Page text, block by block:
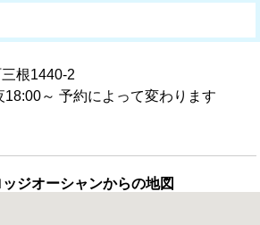
根1440-2
～ 予約によって変わります
ジオーシャンからの地図